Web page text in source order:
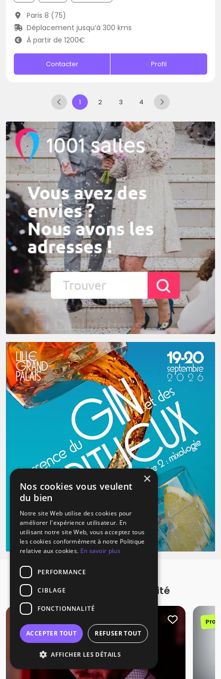
Paris 8 (75)
Déplacement jusqu’à 300 kms
À partir de 1200€
Contacter Profil
1 2 3 4
Promotions à proximité
×
Nos cookies vous veulent
du bien
Notre site Web utilise des cookies pour
améliorer l'expérience utilisateur. En
utilisant notre site Web, vous acceptez tous
les cookies conformément à notre Politique
relative aux cookies. En savoir plus
PERFORMANCE
CIBLAGE
FONCTIONNALITÉ
ACCEPTER TOUT REFUSER TOUT
AFFICHER LES DÉTAILS